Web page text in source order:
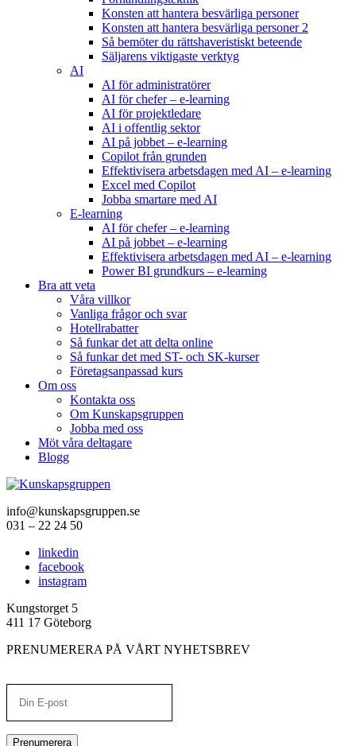
Konsten att hantera besvärliga personer
Konsten att hantera besvärliga personer 2
Så bemöter du rättshaveristiskt beteende
Säljarens viktigaste verktyg
AI
AI för administratörer
AI för chefer – e-learning
AI för projektledare
AI i offentlig sektor
AI på jobbet – e-learning
Copilot från grunden
Effektivisera arbetsdagen med AI – e-learning
Excel med Copilot
Jobba smartare med AI
E-learning
AI för chefer – e-learning
AI på jobbet – e-learning
Effektivisera arbetsdagen med AI – e-learning
Power BI grundkurs – e-learning
Bra att veta
Våra villkor
Vanliga frågor och svar
Hotellrabatter
Så funkar det att delta online
Så funkar det med ST- och SK-kurser
Företagsanpassad kurs
Om oss
Kontakta oss
Om Kunskapsgruppen
Jobba med oss
Möt våra deltagare
Blogg
info@kunskapsgruppen.se
031 – 22 24 50
linkedin
facebook
instagram
Kungstorget 5
411 17 Göteborg
PRENUMERERA PÅ VÅRT NYHETSBREV
Prenumerera